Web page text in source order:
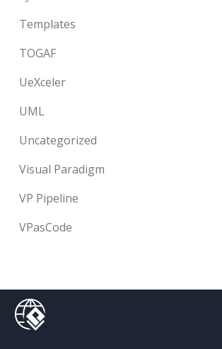
Templates
TOGAF
UeXceler
UML
Uncategorized
Visual Paradigm
VP Pipeline
VPasCode